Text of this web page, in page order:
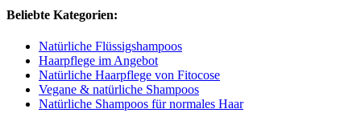
Beliebte Kategorien:
Natürliche Flüssigshampoos
Haarpflege im Angebot
Natürliche Haarpflege von Fitocose
Vegane & natürliche Shampoos
Natürliche Shampoos für normales Haar